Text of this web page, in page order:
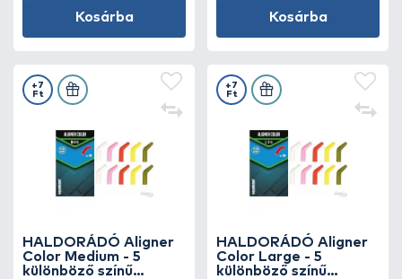
Kosárba Kosárba
HALDORÁDÓ Aligner
Color Medium - 5
különböző színű
+7
Ft
HALDORÁDÓ Aligner
Color Large - 5
különböző színű
+7
Ft